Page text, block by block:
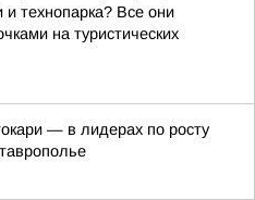
и технопарка? Все они
на туристических
— в лидерах по росту